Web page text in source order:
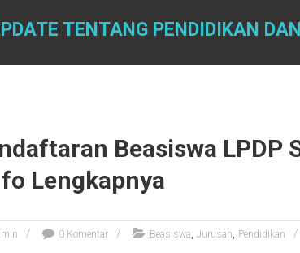
TENTANG PENDIDIKAN
Beasiswa LPDP
Lengkapnya
0 Komentar Beasiswa, Jurusan, Pendidikan